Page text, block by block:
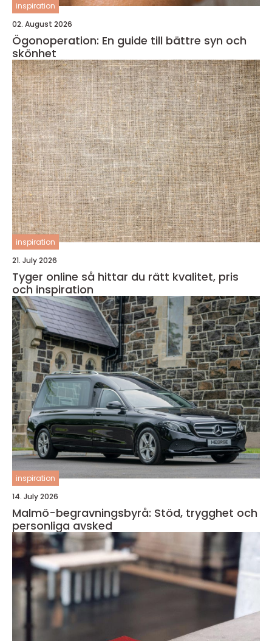
inspiration
02. August 2026
Ögonoperation: En guide till bättre syn och
skönhet
inspiration
21. July 2026
Tyger online så hittar du rätt kvalitet, pris
och inspiration
inspiration
14. July 2026
Malmö-begravningsbyrå: Stöd, trygghet och
personliga avsked